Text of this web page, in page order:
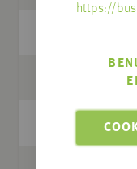
https://